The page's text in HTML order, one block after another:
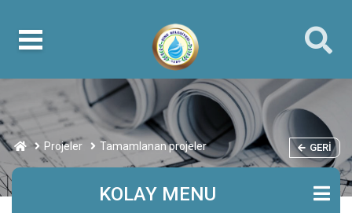
Projeler Tamamlanan projeler GERI
KOLAY MENU